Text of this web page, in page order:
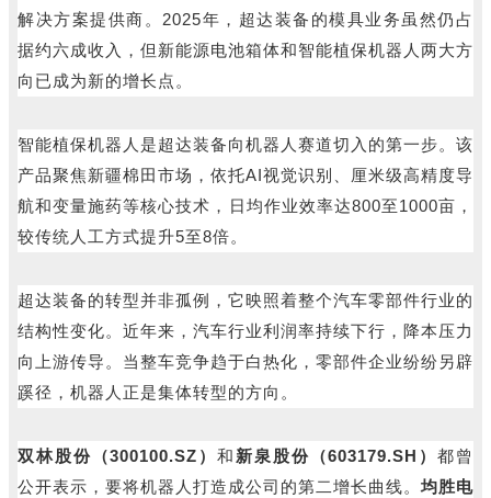
解决方案提供商。2025年，超达装备的模具业务虽然仍占
据约六成收入，但新能源电池箱体和智能植保机器人两大方
向已成为新的增长点。
智能植保机器人是超达装备向机器人赛道切入的第一步。该
产品聚焦新疆棉田市场，依托AI视觉识别、厘米级高精度导
航和变量施药等核心技术，日均作业效率达800至1000亩，
较传统人工方式提升5至8倍。
超达装备的转型并非孤例，它映照着整个汽车零部件行业的
结构性变化。近年来，汽车行业利润率持续下行，降本压力
向上游传导。当整车竞争趋于白热化，零部件企业纷纷另辟
蹊径，机器人正是集体转型的方向。
双林股份（300100.SZ）和新泉股份（603179.SH）都曾
公开表示，要将机器人打造成公司的第二增长曲线。均胜电